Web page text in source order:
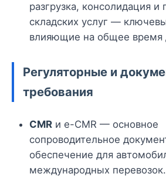
разгрузка, консолидация
складских услуг —
влияющие на общее время
Регуляторные и
требования
CMR и e-CMR — основное
сопроводительное
обеспечение для
международных перевозок.